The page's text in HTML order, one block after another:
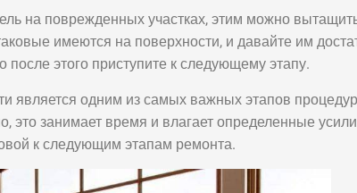
на поврежденных участках, этим можно
имеются на поверхности, и давайте им
этого приступите к следующему этапу.
является одним из самых важных этапов
это занимает время и влагает определенные
к следующим этапам ремонта.